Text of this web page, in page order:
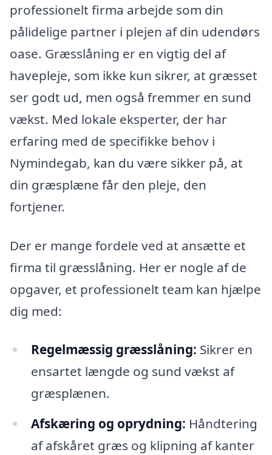
professionelt firma arbejde som din
pålidelige partner i plejen af din udendørs
oase. Græsslåning er en vigtig del af
havepleje, som ikke kun sikrer, at græsset
ser godt ud, men også fremmer en sund
vækst. Med lokale eksperter, der har
erfaring med de specifikke behov i
Nymindegab, kan du være sikker på, at
din græsplæne får den pleje, den
fortjener.
Der er mange fordele ved at ansætte et
firma til græsslåning. Her er nogle af de
opgaver, et professionelt team kan hjælpe
dig med:
Regelmæssig græsslåning: Sikrer en
ensartet længde og sund vækst af
græsplænen.
Afskæring og oprydning: Håndtering
af afskåret græs og klipning af kanter